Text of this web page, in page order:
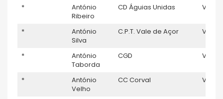
*
António
Ribeiro
CD Águias Unidas V5
*
António
Silva
C.P.T. Vale de Açor V5
*
António
Taborda
CGD V5
*
António
Velho
CC Corval V5